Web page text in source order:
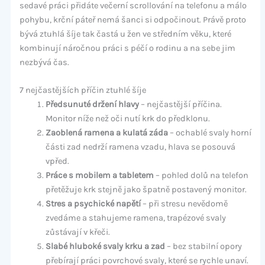
sedavé práci přidáte večerní scrollování na telefonu a málo
pohybu, krční páteř nemá šanci si odpočinout. Právě proto
bývá ztuhlá šíje tak častá u žen ve středním věku, které
kombinují náročnou práci s péčí o rodinu a na sebe jim
nezbývá čas.
7 nejčastějších příčin ztuhlé šíje
Předsunuté držení hlavy– nejčastější příčina.
Monitor níže než oči nutí krk do předklonu.
Zaoblená ramena a kulatá záda– ochablé svaly horní
části zad nedrží ramena vzadu, hlava se posouvá
vpřed.
Práce s mobilem a tabletem – pohled dolů na telefon
přetěžuje krk stejně jako špatně postavený monitor.
Stres a psychické napětí– při stresu nevědomě
zvedáme a stahujeme ramena, trapézové svaly
zůstávají v křeči.
Slabé hluboké svaly krku a zad – bez stabilní opory
přebírají práci povrchové svaly, které se rychle unaví.